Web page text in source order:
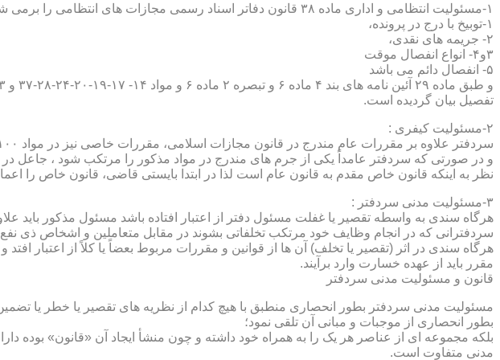
۱-مسئولیت انتظامی و اداری ماده ۳۸ قانون دفاتر اسناد رسمی مجازات های انتظامی را برمی شمرد که ۵ درجه شامل :
۱-توبیخ با درج در پرونده،
۲- جریمه های نقدی،
۳و۴- انواع انفصال موقت
۵- انفصال دائم می باشد
تفصیل بیان گردیده است.
۲-مسئولیت کیفری :
سردفتر علاوه بر مقررات عام مندرج در قانون مجازات اسلامی، مقررات خاصی نیز در مواد ۱۰۰ و۱۰۱ و۱۰۲و ۱۰۳ قانون ثبت پیش بینی گردیده است؛
و در صورتی که سردفتر عامداً یکی از جرم های مندرج در مواد مذکور را مرتکب شود ،
نظر به اینکه قانون خاص مقدم به قانون عام است لذا در ابتدا بایستی قاضی، قانون خاص را
۳-مسئولیت مدنی سردفتر :
هرگاه سندی به واسطه تقصیر یا غفلت مسئول دفتر از اعتبار افتاده باشد مسئول مذکور باید
سردفترانی که در انجام وظایف خود مرتکب تخلفاتی بشوند در مقابل متعاملین و اشخاص ذی
هرگاه سندی در اثر (تقصیر یا تخلف) آن ها از قوانین و مقررات مربوط بعضاً یا کلاً از اعتبار
مقرر باید از عهده خسارت وارد برآیند.
قانون و مسئولیت مدنی سردفتر
مسئولیت مدنی سردفتر بطور انحصاری منطبق با هیچ کدام از نظریه های تقصیر یا خطر یا
بطور انحصاری از موجبات و مبانی آن تلقی نمود؛
بلکه مجموعه ای از عناصر هر یک را به همراه خود داشته و چون منشأ ایجاد آن «قانون» بوده
مدنی متفاوت است.